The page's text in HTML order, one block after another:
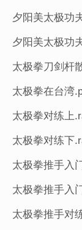
夕阳美太极功
夕阳美太极功
太极拳刀剑杆
太极拳在台湾
太极拳对练上
太极拳对练下
太极拳推手入
太极拳推手入
太极拳推手对